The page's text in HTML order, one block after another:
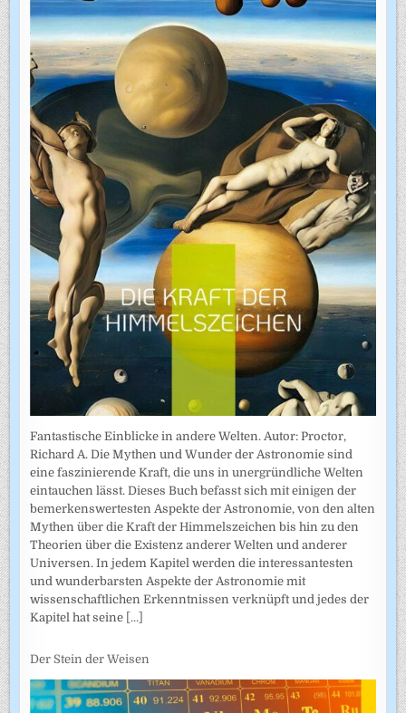
Fantastische Einblicke in andere Welten. Autor: Proctor,
Richard A. Die Mythen und Wunder der Astronomie sind
eine faszinierende Kraft, die uns in unergründliche Welten
eintauchen lässt. Dieses Buch befasst sich mit einigen der
bemerkenswertesten Aspekte der Astronomie, von den alten
Mythen über die Kraft der Himmelszeichen bis hin zu den
Theorien über die Existenz anderer Welten und anderer
Universen. In jedem Kapitel werden die interessantesten
und wunderbarsten Aspekte der Astronomie mit
wissenschaftlichen Erkenntnissen verknüpft und jedes der
Kapitel hat seine [...]
Der Stein der Weisen